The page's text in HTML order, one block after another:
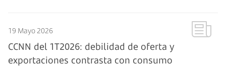
19 Mayo 2026
CCNN del 1T2026: debilidad de oferta y
exportaciones contrasta con consumo